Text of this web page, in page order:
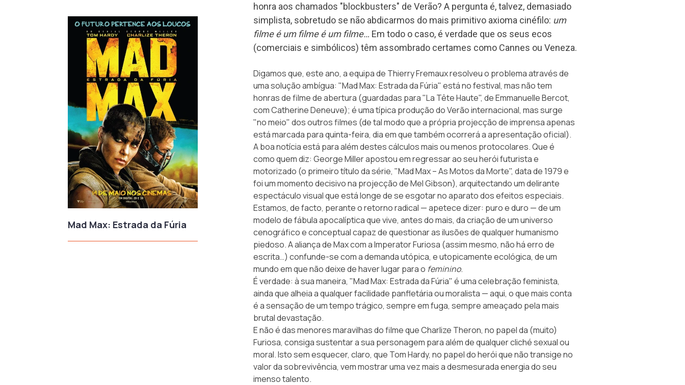
Mad Max: Estrada da Fúria
honra aos chamados "blockbusters" de Verão? A pergunta é, talvez, demasiado
simplista, sobretudo se não abdicarmos do mais primitivo axioma cinéfilo: um
filme é um filme é um filme… Em todo o caso, é verdade que os seus ecos
(comerciais e simbólicos) têm assombrado certames como Cannes ou Veneza.
Digamos que, este ano, a equipa de Thierry Fremaux resolveu o problema através de
uma solução ambígua: "Mad Max: Estrada da Fúria" está no festival, mas não tem
honras de filme de abertura (guardadas para "La Tête Haute", de Emmanuelle Bercot,
com Catherine Deneuve); é uma típica produção do Verão internacional, mas surge
"no meio" dos outros filmes (de tal modo que a própria projecção de imprensa apenas
está marcada para quinta-feira, dia em que também ocorrerá a apresentação oficial).
A boa notícia está para além destes cálculos mais ou menos protocolares. Que é
como quem diz: George Miller apostou em regressar ao seu herói futurista e
motorizado (o primeiro título da série, "Mad Max – As Motos da Morte", data de 1979 e
foi um momento decisivo na projecção de Mel Gibson), arquitectando um delirante
espectáculo visual que está longe de se esgotar no aparato dos efeitos especiais.
Estamos, de facto, perante o retorno radical — apetece dizer: puro e duro — de um
modelo de fábula apocalíptica que vive, antes do mais, da criação de um universo
cenográfico e conceptual capaz de questionar as ilusões de qualquer humanismo
piedoso. A aliança de Max com a Imperator Furiosa (assim mesmo, não há erro de
escrita…) confunde-se com a demanda utópica, e utopicamente ecológica, de um
mundo em que não deixe de haver lugar para o feminino.
É verdade: à sua maneira, "Mad Max: Estrada da Fúria" é uma celebração feminista,
ainda que alheia a qualquer facilidade panfletária ou moralista — aqui, o que mais conta
é a sensação de um tempo trágico, sempre em fuga, sempre ameaçado pela mais
brutal devastação.
E não é das menores maravilhas do filme que Charlize Theron, no papel da (muito)
Furiosa, consiga sustentar a sua personagem para além de qualquer cliché sexual ou
moral. Isto sem esquecer, claro, que Tom Hardy, no papel do herói que não transige no
valor da sobrevivência, vem mostrar uma vez mais a desmesurada energia do seu
imenso talento.